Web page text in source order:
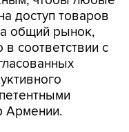
доступ товаров
общий рынок,
соответствии с
Армении.